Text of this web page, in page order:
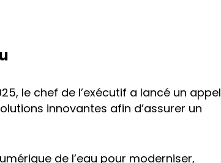
le chef de l’exécutif a lancé un appel
innovantes afin d’assurer un
de l’eau pour moderniser,